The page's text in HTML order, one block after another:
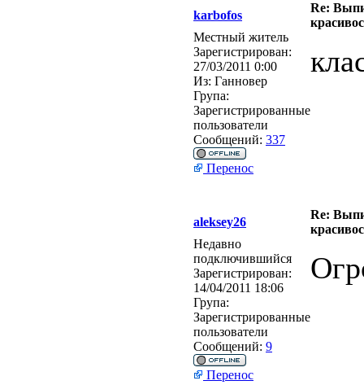
karbofos
Re:
Местный житель
Зарегистрирован:
27/03/2011 0:00
Из: Ганновер
Група:
Зарегистрированные
пользователи
Сообщений: 337
Перенос
aleksey26
Re:
Недавно
подключившийся
Зарегистрирован:
14/04/2011 18:06
Група:
Зарегистрированные
пользователи
Сообщений: 9
Перенос